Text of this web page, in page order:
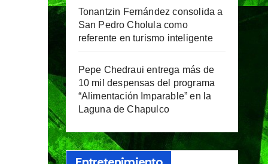
Tonantzin Fernández consolida a
San Pedro Cholula como
referente en turismo inteligente
Pepe Chedraui entrega más de
10 mil despensas del programa
“Alimentación Imparable” en la
Laguna de Chapulco